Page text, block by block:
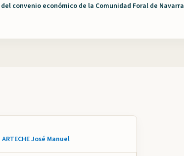
convenio económico de la Comunidad Foral de Navarra
ARTECHE José Manuel